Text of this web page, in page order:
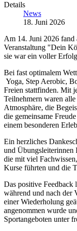
Details
News
18. Juni 2026
Am 14. Juni 2026 fand
Veranstaltung "Dein
sie war ein voller
Bei fast optimalem
Yoga, Step Aerobic,
Freien stattfinden. Mit
Teilnehmern waren
Atmosphäre, die
die gemeinsame
einem besonderen
Ein herzliches
und Übungsleiterinnen
die mit viel
Kurse führten und die
Das positive Feedback
während und nach der
einer Wiederholung
angenommen wurde
Sportangeboten unter